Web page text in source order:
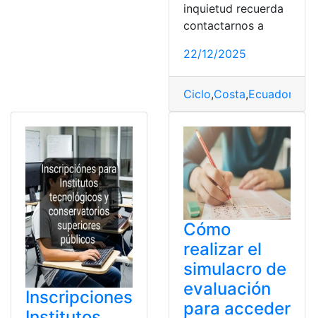
inquietud recuerda
contactarnos a
22/12/2025
Ciclo,Costa,Ecuador
Inscripciones
Cómo
realizar el
simulacro de
evaluación
para acceder